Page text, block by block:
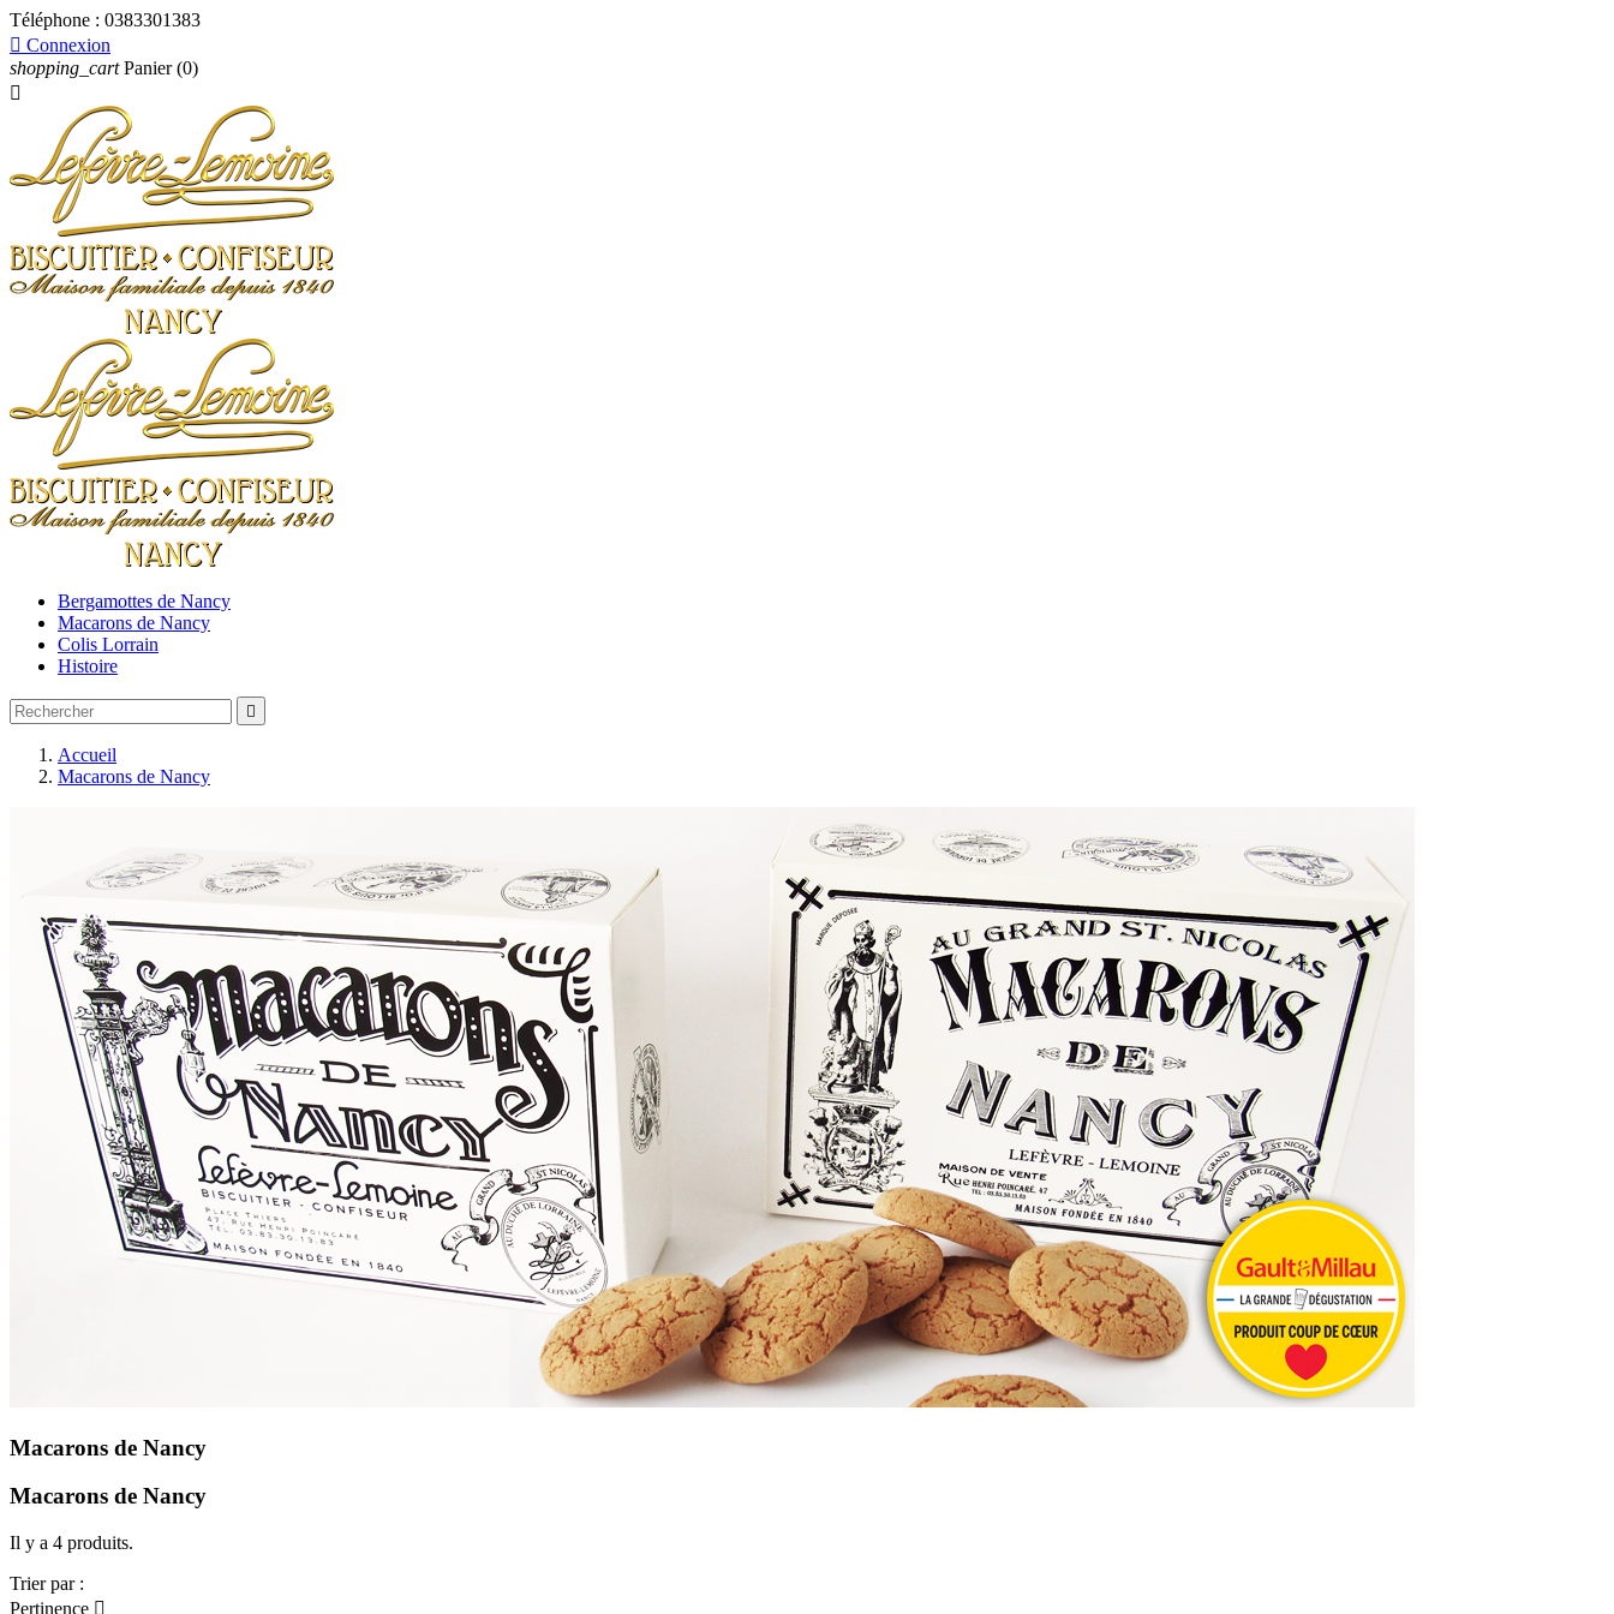
Téléphone : 0383301383
 Connexion
shopping_cart Panier (0)

Bergamottes de Nancy
Macarons de Nancy
Colis Lorrain
Histoire

Accueil
Macarons de Nancy
Macarons de Nancy
Macarons de Nancy
Il y a 4 produits.
Trier par :
Pertinence 